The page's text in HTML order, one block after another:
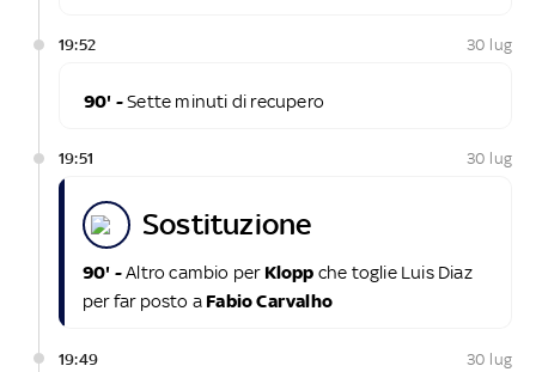
19:52 30 lug
90' -Sette minuti di recupero
19:51 30 lug
sostituzione
90' -Altro cambio per Klopp che toglie Luis Diaz
per far posto a Fabio Carvalho
19:49 30 lug